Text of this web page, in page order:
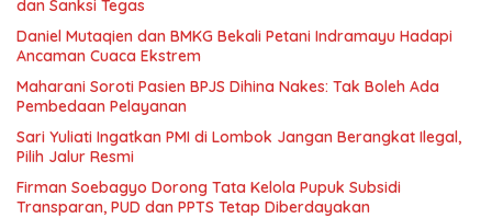
dan Sanksi Tegas
Daniel Mutaqien dan BMKG Bekali Petani Indramayu Hadapi
Ancaman Cuaca Ekstrem
Maharani Soroti Pasien BPJS Dihina Nakes: Tak Boleh Ada
Pembedaan Pelayanan
Sari Yuliati Ingatkan PMI di Lombok Jangan Berangkat Ilegal,
Pilih Jalur Resmi
Firman Soebagyo Dorong Tata Kelola Pupuk Subsidi
Transparan, PUD dan PPTS Tetap Diberdayakan